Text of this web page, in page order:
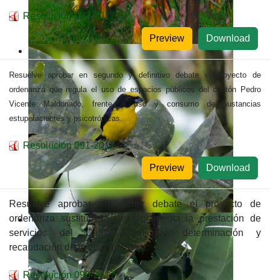
Resolución 092-2017
Download
Preview
Resuelve aprobar en segundo y definitivo debate el proyecto de
ordenanza que regula el uso de espacios públicos del cantón Pedro
Vicente Maldonado, frente al uso y consumo de sustancias
estupefacientes y psicotrópicas.
Resolución 091-2017
Download
Preview
Resuelve aprobar en primer debate el proyecto de
ordenanza sustitutiva que reglamenta la prestación de
servicios del Camal Municipal, determinación y
recaudación de la tasa de rastro.
Resolución 090-2017